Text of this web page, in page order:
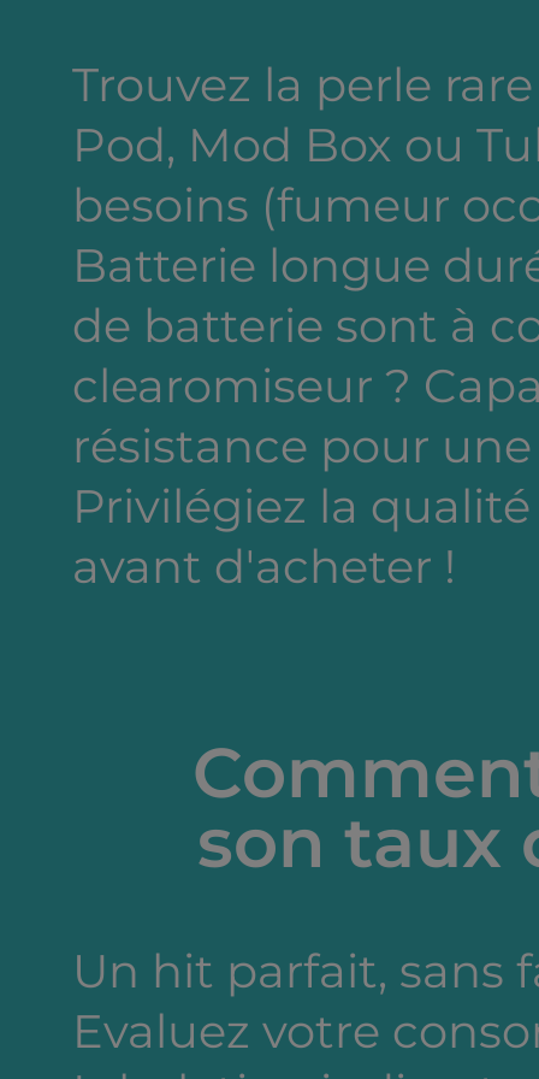
4.5 ml)
Trouvez la perle
Pod, Mod Box ou
besoins (fumeur
Batterie longue
de batterie sont à
clearomiseur ?
résistance pour
Privilégiez la
avant d'acheter !
son taux
Un hit parfait, sans
Evaluez votre